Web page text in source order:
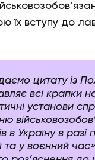
їх вступу до
цитату із
всі крапки
установи
в Україну в
та у воєнний